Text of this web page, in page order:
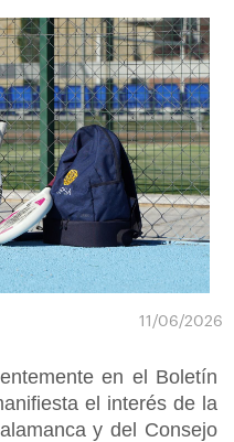
11/06/2026
en el Boletín
el interés de la
y del Consejo